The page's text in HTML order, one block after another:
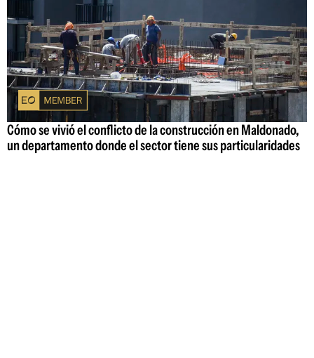
Cómo se vivió el conflicto de la construcción en Maldonado,
un departamento donde el sector tiene sus particularidades